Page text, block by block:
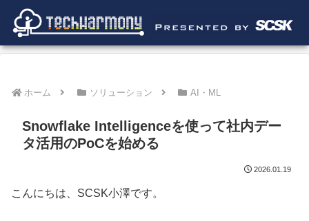
ホーム ソリューション AI・ML
Snowflake Intelligenceを使って社内デー
タ活用のPoCを始める
2026.01.19
こんにちは、SCSK小澤です。